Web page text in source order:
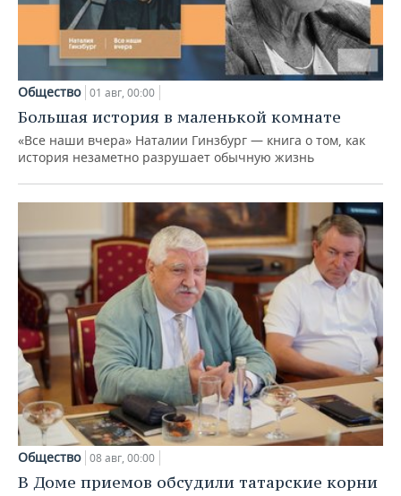
Общество 01 авг, 00:00
Большая история в маленькой комнате
«Все наши вчера» Наталии Гинзбург — книга о том, как
история незаметно разрушает обычную жизнь
Общество 08 авг, 00:00
В Доме приемов обсудили татарские корни